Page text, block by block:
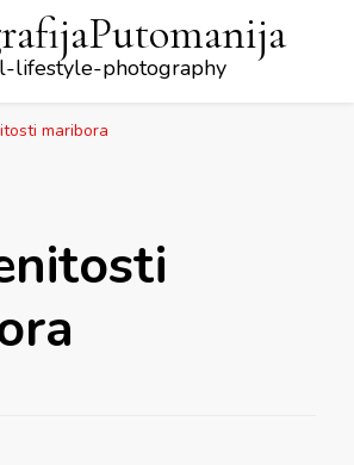
lifestyle-photography
maribora